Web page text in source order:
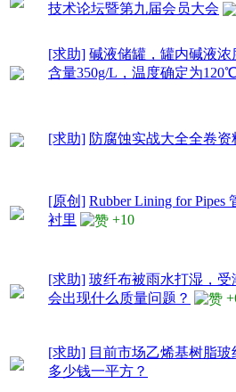
技术论坛暨第九届会员大会
[求助] 碱液储罐，罐内碱液浓
含量350g/L，温度确定为120℃
[求助] 防腐蚀实战大全全卷资
[原创] Rubber Lining for Pipes
衬里
+10
[求助] 玻纤布被雨水打湿，受
会出现什么质量问题？
[求助] 目前市场乙烯基树脂玻
多少钱一平方？